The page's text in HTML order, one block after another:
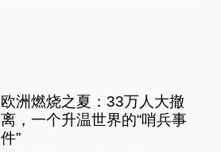
欧洲燃烧之夏：33万人大撤
离，一个升温世界的“哨兵事
件”